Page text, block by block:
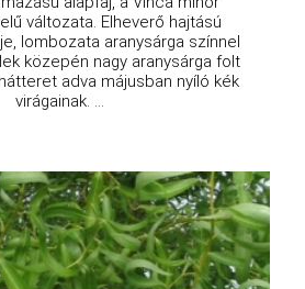
változata. Elheverő hajtású
lombozata aranysárga színnel
közepén nagy aranysárga folt
adva májusban nyíló kék
virágainak. ...